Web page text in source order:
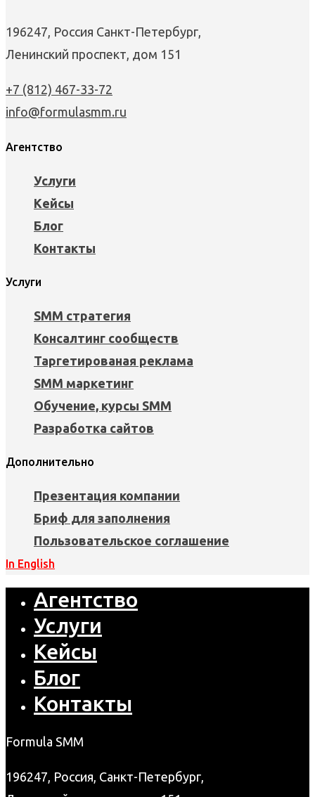
196247, Россия Санкт-Петербург,
Ленинский проспект, дом 151
+7 (812) 467-33-72
info@formulasmm.ru
Агентство
Услуги
Кейсы
Блог
Контакты
Услуги
SMM стратегия
Консалтинг сообществ
Таргетированая реклама
SMM маркетинг
Обучение, курсы SMM
Разработка сайтов
Дополнительно
Презентация компании
Бриф для заполнения
Пользовательское соглашение
In English
Агентство
Услуги
Кейсы
Блог
Контакты
Formula SMM
196247, Россия, Санкт-Петербург,